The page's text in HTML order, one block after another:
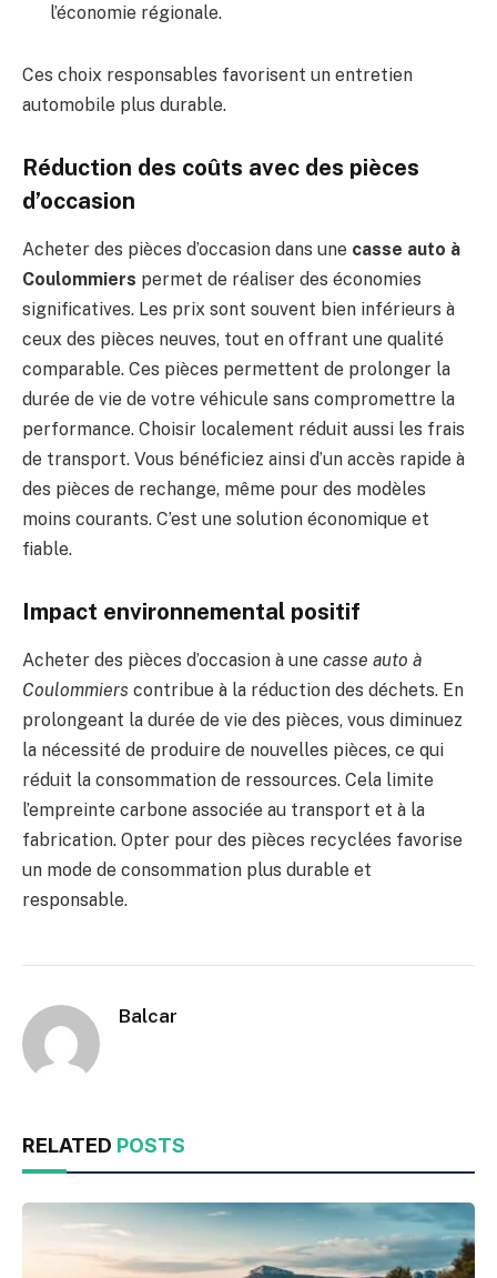
l’économie régionale.
Ces choix responsables favorisent un entretien
automobile plus durable.
Réduction des coûts avec des pièces
d’occasion
Acheter des pièces d’occasion dans une casse auto à
Coulommiers permet de réaliser des économies
significatives. Les prix sont souvent bien inférieurs à
ceux des pièces neuves, tout en offrant une qualité
comparable. Ces pièces permettent de prolonger la
durée de vie de votre véhicule sans compromettre la
performance. Choisir localement réduit aussi les frais
de transport. Vous bénéficiez ainsi d’un accès rapide à
des pièces de rechange, même pour des modèles
moins courants. C’est une solution économique et
fiable.
Impact environnemental positif
Acheter des pièces d’occasion à une casse auto à
Coulommiers contribue à la réduction des déchets. En
prolongeant la durée de vie des pièces, vous diminuez
la nécessité de produire de nouvelles pièces, ce qui
réduit la consommation de ressources. Cela limite
l’empreinte carbone associée au transport et à la
fabrication. Opter pour des pièces recyclées favorise
un mode de consommation plus durable et
responsable.
Balcar
RELATED POSTS